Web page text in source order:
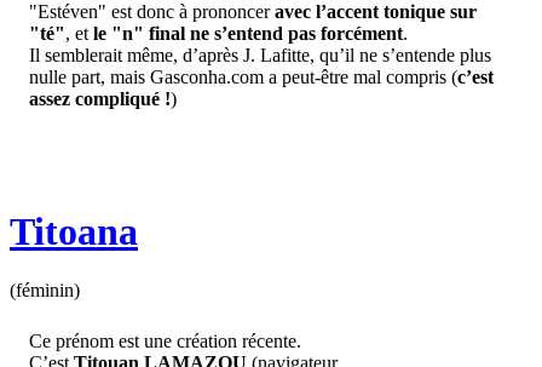
"Estéven" est donc à prononceravec l’accent tonique sur
"té", etle "n" final ne s’entend pas forcément.
Il semblerait même, d’après J. Lafitte, qu’il ne s’entende plus
nulle part, mais Gasconha.com a peut-être mal compris (c’est
assez compliqué !)
Titoana
(féminin)
Ce prénom est une création récente.